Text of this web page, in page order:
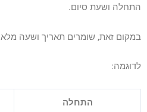
התחלה ושעת סיום.
במקום זאת, שומרים תאריך ושעה
לדוגמה:
התחלה